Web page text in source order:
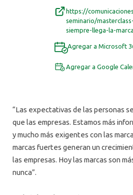
https://
seminario/
siempre-llega-la-
Agregar a Microsoft
Agregar a Google
“Las expectativas de las personas
que las empresas. Estamos más
y mucho más exigentes con las
marcas fuertes generan un
las empresas. Hoy las marcas son
nunca”.